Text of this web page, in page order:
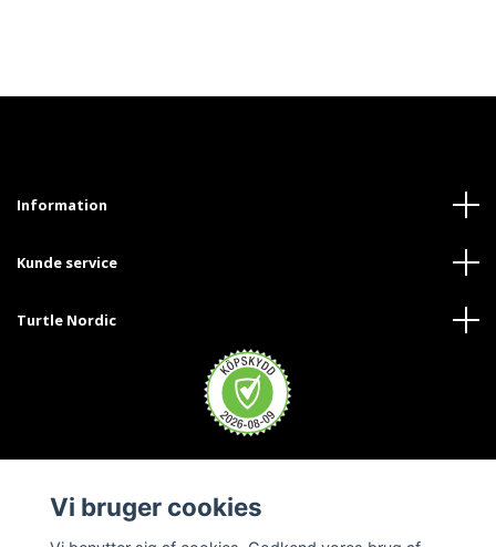
Information
Kunde service
Turtle Nordic
Vi bruger cookies